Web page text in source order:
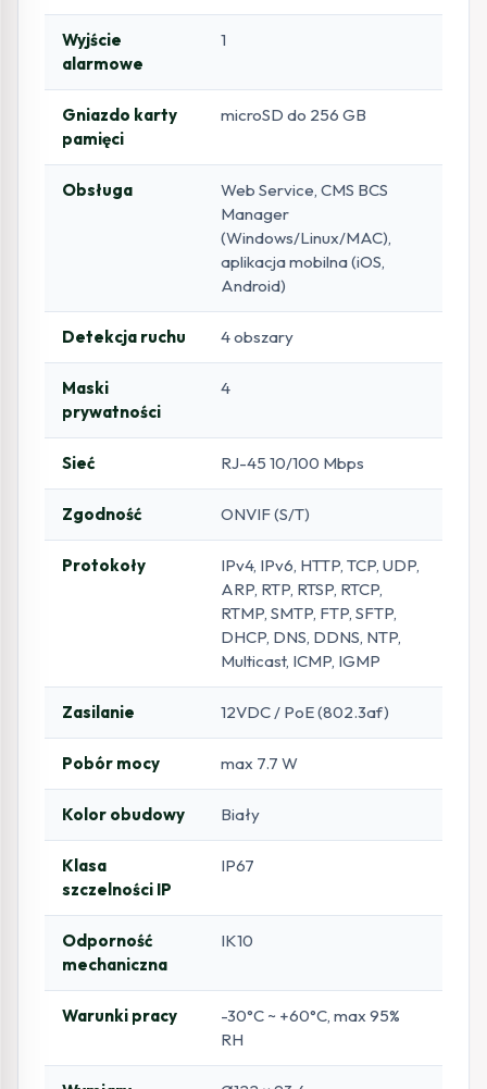
Wyjście
alarmowe
1
Gniazdo karty
pamięci
microSD do 256 GB
Obsługa
Web Service, CMS BCS
Manager
(Windows/Linux/MAC),
aplikacja mobilna (iOS,
Android)
Detekcja ruchu 4 obszary
Maski
prywatności
4
Sieć RJ-45 10/100 Mbps
Zgodność ONVIF (S/T)
Protokoły
IPv4, IPv6, HTTP, TCP, UDP,
ARP, RTP, RTSP, RTCP,
RTMP, SMTP, FTP, SFTP,
DHCP, DNS, DDNS, NTP,
Multicast, ICMP, IGMP
Zasilanie 12VDC / PoE (802.3af)
Pobór mocy max 7.7 W
Kolor obudowy Biały
Klasa
szczelności IP
IP67
Odporność
mechaniczna
IK10
Warunki pracy
-30°C ~ +60°C, max 95%
RH